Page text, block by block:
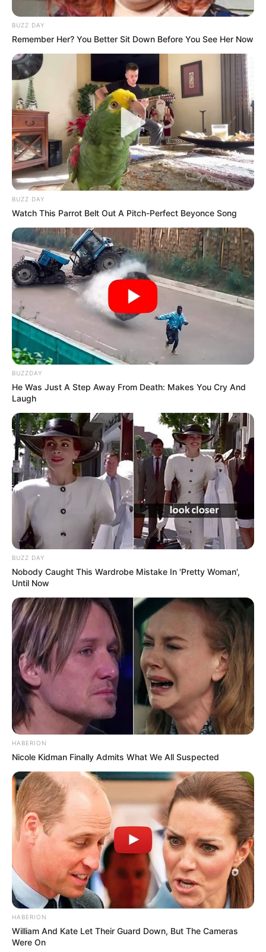
Zu denschönsten Urlaubsregionen in Deutschland
gehören Berglandschaften,romantische Flusstäler,
endlose SandsträndeundNaturparadiese.
Wäre es nicht besser, wenn sich die Präsidenten und
Generäle mit Knüppeln gegenseitig erschlagen würden,
statt mit ihren Herdenarmeen so viele andere Menschen
zu ermorden?
Quermania folgen: Impressum & Kontakt
Smartphone Startseite
Suchen:
Auf einigen Seiten dieses Projektes sind Affiliate-
Angebote integriert. Wenn etwas darüber gebucht oder
gekauft wird, ist das eine Unterstützung, ohne dass sich
dadurch der Preis ändert.
BUZZ DAY
Remember Her? You Better Sit Down Before You See Her Now
BUZZ DAY
Watch This Parrot Belt Out A Pitch-Perfect Beyonce Song
BUZZDAY
He Was Just A Step Away From Death: Makes You Cry And
Laugh
BUZZ DAY
Nobody Caught This Wardrobe Mistake In 'Pretty Woman',
Until Now
HABERION
Nicole Kidman Finally Admits What We All Suspected
HABERION
William And Kate Let Their Guard Down, But The Cameras
Were On